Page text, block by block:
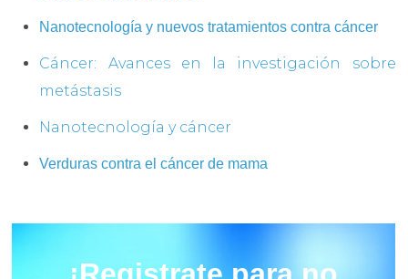
Nanotecnología y nuevos tratamientos contra cáncer
Cáncer: Avances en la investigación sobre
metástasis
Nanotecnología y cáncer
Verduras contra el cáncer de mama